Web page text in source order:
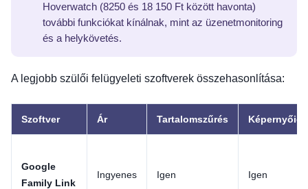
Hoverwatch (8250 és 18 150 Ft között havonta)
további funkciókat kínálnak, mint az üzenetmonitoring
és a helykövetés.
A legjobb szülői felügyeleti szoftverek összehasonlítása:
Szoftver Ár Tartalomszűrés Képernyőidő
Google
Family Link
Ingyenes Igen Igen